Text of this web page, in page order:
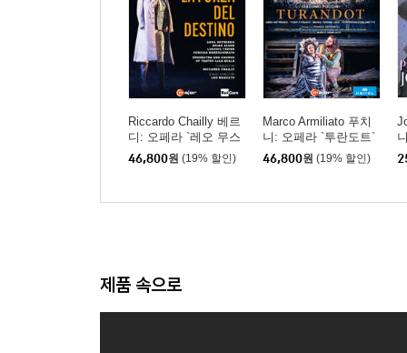
Riccardo Chailly 베르
디: 오페라 `레오 무스
카토` (Verdi: Opera `La
Forza Del Destino`)
46,800원 (19% 할인)
Marco Armiliato 푸치
니: 오페라 `투란도트`
(Puccini: Turandot)
46,800원 (19% 할인)
제품 속으로